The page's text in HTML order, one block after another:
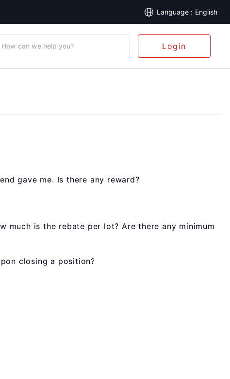
English
How can we help you? Login
gave me. Is there any reward?
much is the rebate per lot? Are there any minimum
closing a position?